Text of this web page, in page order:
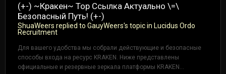
(+-) ~Кракен~ Тор Ссылка Актуально \=\
Безопасный Путь! (+-)
ShuaWeers replied to GauyWeers's topic in Lucidus Ordo
Recruitment
Для вашего удобства мы собрали действующие и безопасные
способы входа на ресурс KRAKEN. Ниже представлены
официальные и резервные зеркала платформы KRAKEN...